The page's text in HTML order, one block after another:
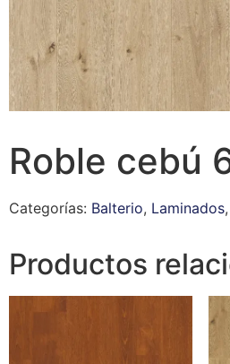
Roble cebú
Categorías: Balterio, Laminados,
Productos